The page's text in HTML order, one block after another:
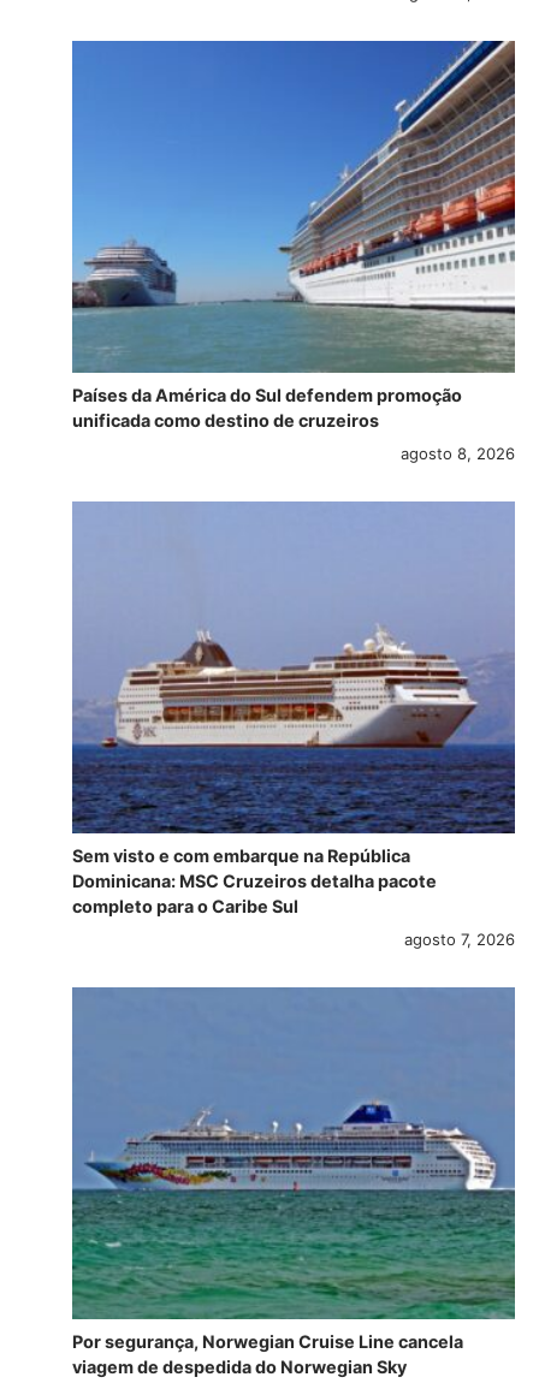
Países da América do Sul defendem promoção
unificada como destino de cruzeiros
agosto 8, 2026
Sem visto e com embarque na República
Dominicana: MSC Cruzeiros detalha pacote
completo para o Caribe Sul
agosto 7, 2026
Por segurança, Norwegian Cruise Line cancela
viagem de despedida do Norwegian Sky